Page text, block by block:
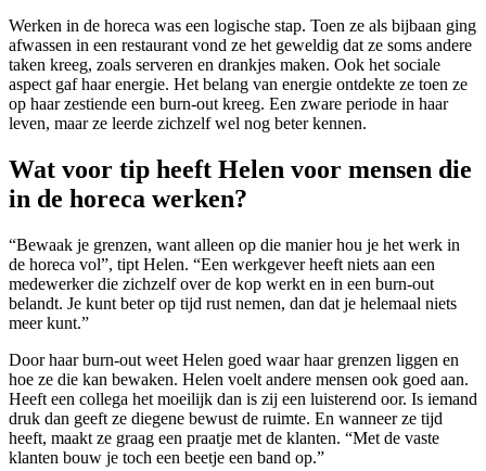
Werken in de horeca was een logische stap. Toen ze als bijbaan ging
afwassen in een restaurant vond ze het geweldig dat ze soms andere
taken kreeg, zoals serveren en drankjes maken. Ook het sociale
aspect gaf haar energie. Het belang van energie ontdekte ze toen ze
op haar zestiende een burn-out kreeg. Een zware periode in haar
leven, maar ze leerde zichzelf wel nog beter kennen.
Wat voor tip heeft Helen voor mensen die
in de horeca werken?
“Bewaak je grenzen, want alleen op die manier hou je het werk in
de horeca vol”, tipt Helen. “Een werkgever heeft niets aan een
medewerker die zichzelf over de kop werkt en in een burn-out
belandt. Je kunt beter op tijd rust nemen, dan dat je helemaal niets
meer kunt.”
Door haar burn-out weet Helen goed waar haar grenzen liggen en
hoe ze die kan bewaken. Helen voelt andere mensen ook goed aan.
Heeft een collega het moeilijk dan is zij een luisterend oor. Is iemand
druk dan geeft ze diegene bewust de ruimte. En wanneer ze tijd
heeft, maakt ze graag een praatje met de klanten. “Met de vaste
klanten bouw je toch een beetje een band op.”